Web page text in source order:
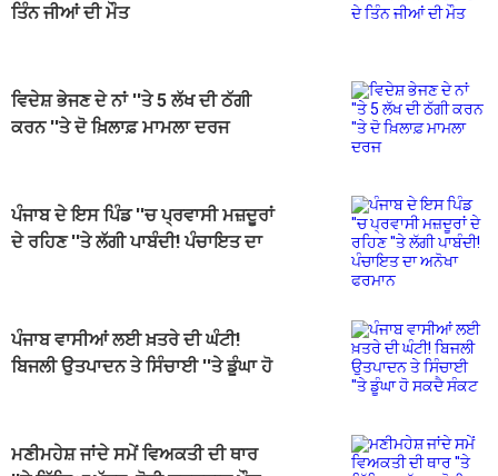
ਤਿੰਨ ਜੀਆਂ ਦੀ ਮੌਤ
ਵਿਦੇਸ਼ ਭੇਜਣ ਦੇ ਨਾਂ ''ਤੇ 5 ਲੱਖ ਦੀ ਠੱਗੀ
ਕਰਨ ''ਤੇ ਦੋ ਖ਼ਿਲਾਫ਼ ਮਾਮਲਾ ਦਰਜ
ਪੰਜਾਬ ਦੇ ਇਸ ਪਿੰਡ ''ਚ ਪ੍ਰਵਾਸੀ ਮਜ਼ਦੂਰਾਂ
ਦੇ ਰਹਿਣ ''ਤੇ ਲੱਗੀ ਪਾਬੰਦੀ! ਪੰਚਾਇਤ ਦਾ
ਪੰਜਾਬ ਵਾਸੀਆਂ ਲਈ ਖ਼ਤਰੇ ਦੀ ਘੰਟੀ!
ਬਿਜਲੀ ਉਤਪਾਦਨ ਤੇ ਸਿੰਚਾਈ ''ਤੇ ਡੂੰਘਾ ਹੋ
ਮਣੀਮਹੇਸ਼ ਜਾਂਦੇ ਸਮੇਂ ਵਿਅਕਤੀ ਦੀ ਥਾਰ